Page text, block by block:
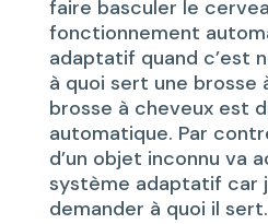
faire basculer le
fonctionnement
adaptatif quand c’est
à quoi sert une brosse
brosse à cheveux est
automatique. Par
d’un objet inconnu va
système adaptatif car
demander à quoi il sert.